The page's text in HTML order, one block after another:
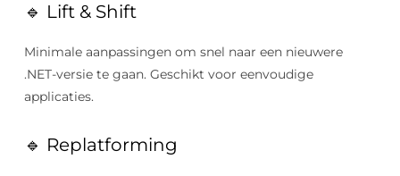
🔹 Lift & Shift
Minimale aanpassingen om snel naar een nieuwere
.NET-versie te gaan. Geschikt voor eenvoudige
applicaties.
🔹 Replatforming